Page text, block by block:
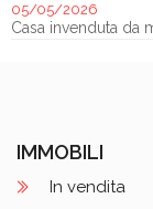
05/05/2026
Casa invenduta da
IMMOBILI
In vendita